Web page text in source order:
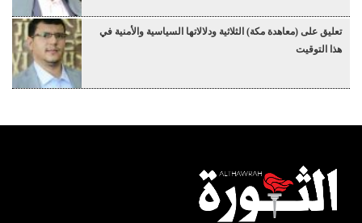
تعليق على (معاهدة مكة) الثلاثية ودلالاتها السياسية والأمنية في
هذا التوقيت